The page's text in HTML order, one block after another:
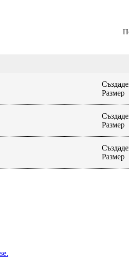
Размер
Размер
Размер